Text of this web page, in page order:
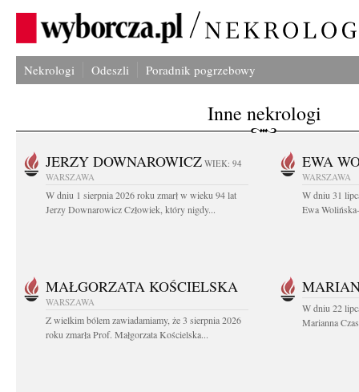
Nekrologi Odeszli Poradnik pogrzebowy
Inne nekrologi
JERZY DOWNAROWICZ WIEK: 94
WARSZAWA
W dniu 1 sierpnia 2026 roku zmarł w wieku 94 lat
Jerzy Downarowicz Człowiek, który nigdy...
EWA
WARSZAWA
W dniu 31
Ewa
MAŁGORZATA KOŚCIELSKA
WARSZAWA
Z wielkim bólem zawiadamiamy, że 3 sierpnia 2026
roku zmarła Prof. Małgorzata Kościelska...
W dniu 22
Marianna